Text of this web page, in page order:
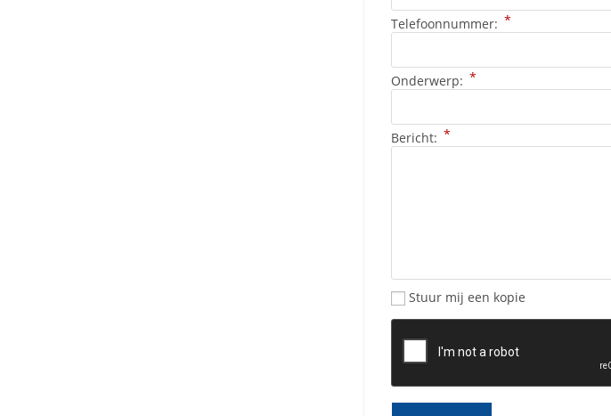
Telefoonnummer: *
Onderwerp: *
Bericht: *
Stuur mij een kopie